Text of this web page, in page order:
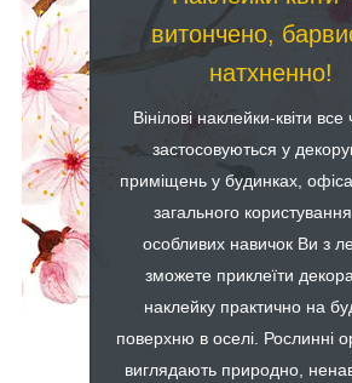
витончено,
натхненно!
Вінілові наклейки-квіти все
застосовуються у
приміщень у будинках,
загального
особливих навичок Ви з
зможете приклеїти
наклейку практично на
поверхню в оселі. Рослинні
виглядають природно,